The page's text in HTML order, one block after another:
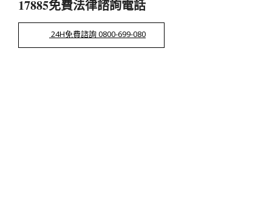
17885免費法律諮詢電話
24H免費諮詢 0800-699-080